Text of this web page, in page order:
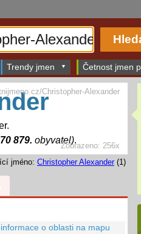
Trendy jmen Četnost jmen
Zobrazeno: 256x
879. obyvatel).
Christopher-Alexander
jméno: Christopher Alexander (1)
o oblasti na mapu